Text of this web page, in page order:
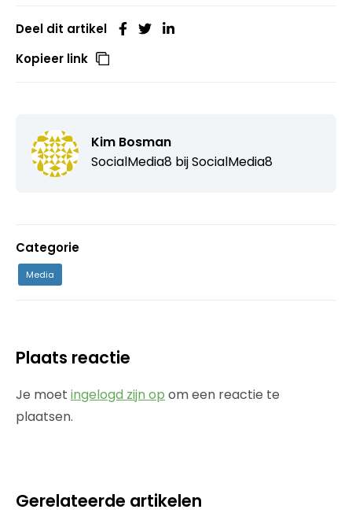
Deel dit artikel
Kopieer link
Kim Bosman
SocialMedia8 bijSocialMedia8
Categorie
Media
Plaats reactie
Je moet ingelogd zijn op om een reactie te
plaatsen.
Gerelateerde artikelen